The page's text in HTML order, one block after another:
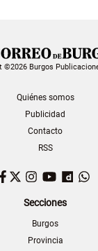
©2026 Burgos
Quiénes somos
Publicidad
Contacto
RSS
Facebook
TwitterInstagram
YouTube
Secciones
Burgos
Provincia